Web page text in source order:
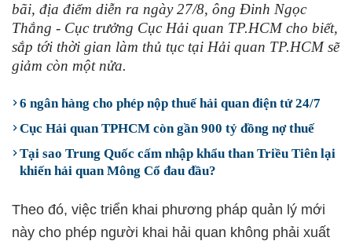
bãi, địa điểm diễn ra ngày 27/8, ông Đinh Ngọc
Thắng - Cục trưởng Cục Hải quan TP.HCM cho biết,
sắp tới thời gian làm thủ tục tại Hải quan TP.HCM sẽ
giảm còn một nửa.
6 ngân hàng cho phép nộp thuế hải quan điện tử 24/7
Cục Hải quan TPHCM còn gần 900 tỷ đồng nợ thuế
Tại sao Trung Quốc cấm nhập khẩu than Triều Tiên lại
khiến hải quan Mông Cổ đau đầu?
Theo đó, việc triển khai phương pháp quản lý mới
này cho phép người khai hải quan không phải xuất